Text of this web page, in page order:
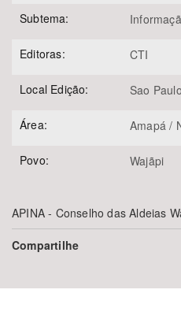
Subtema:
Editoras: CTI
Local Edição: Sao
Área: Amapá /
Povo: Wajãpi
APINA - Conselho das Aldeias
Compartilhe